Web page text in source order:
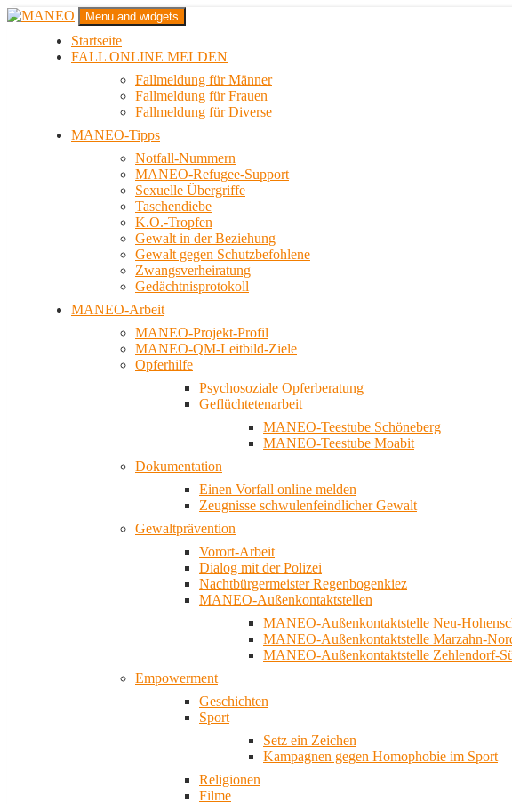
Zum
MANEO
Das schwule Anti-Gewalt-Projekt in Berlin
Menu and widgets
Startseite
FALL ONLINE MELDEN
Fallmeldung für Männer
Fallmeldung für Frauen
Fallmeldung für Diverse
MANEO-Tipps
Notfall-Nummern
MANEO-Refugee-Support
Sexuelle Übergriffe
Taschendiebe
K.O.-Tropfen
Gewalt in der Beziehung
Gewalt gegen Schutzbefohlene
Zwangsverheiratung
Gedächtnisprotokoll
MANEO-Arbeit
MANEO-Projekt-Profil
MANEO-QM-Leitbild-Ziele
Opferhilfe
Psychosoziale Opferberatung
Geflüchtetenarbeit
MANEO-Teestube Schöneberg
MANEO-Teestube Moabit
Dokumentation
Einen Vorfall online melden
Zeugnisse schwulenfeindlicher Gewalt
Gewaltprävention
Vorort-Arbeit
Dialog mit der Polizei
Nachtbürgermeister Regenbogenkiez
MANEO-Außenkontaktstellen
MANEO-Außenkontaktstelle Neu-
MANEO-Außenkontaktstelle Marzahn-
MANEO-Außenkontaktstelle Zehlendorf-
Empowerment
Geschichten
Sport
Setz ein Zeichen
Kampagnen gegen Homophobie im Sport
Religionen
Filme